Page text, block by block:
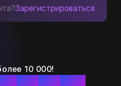
10 000!
Зарегистрироваться